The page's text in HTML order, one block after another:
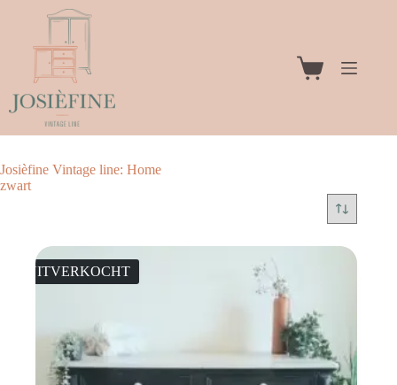
inhoud
Winkelwagen
Josièfine Vintage line: Home
zwart
UITVERKOCHT